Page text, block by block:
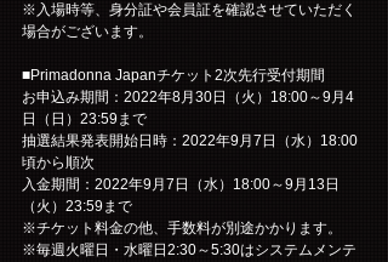
※入場時等、身分証や会員証を確認させていただく
場合がございます。
■Primadonna Japanチケット2次先行受付期間
お申込み期間：2022年8月30日（火）18:00～9月4
日（日）23:59まで
抽選結果発表開始日時：2022年9月7日（水）18:00
頃から順次
入金期間：2022年9月7日（水）18:00～9月13日
（火）23:59まで
※チケット料金の他、手数料が別途かかります。
※毎週火曜日・水曜日2:30～5:30はシステムメンテ